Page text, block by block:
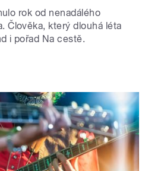
rok od nenadálého
Člověka, který dlouhá léta
i pořad Na cestě.